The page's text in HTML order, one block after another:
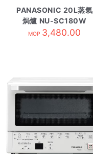
PANASONIC 20L蒸氣
焗爐 NU-SC180W
MOP 3,480.00